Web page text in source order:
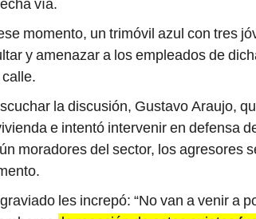
vía.
momento, un trimóvil azul con tres
y amenazar a los empleados de
la discusión, Gustavo Araujo,
e intentó intervenir en defensa
moradores del sector, los agresores
les increpó: “No van a venir a